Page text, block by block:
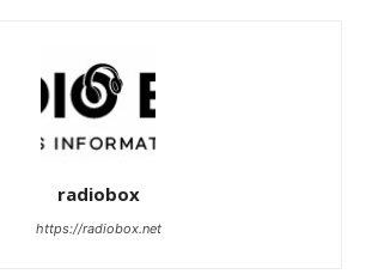
radiobox
https://radiobox.net